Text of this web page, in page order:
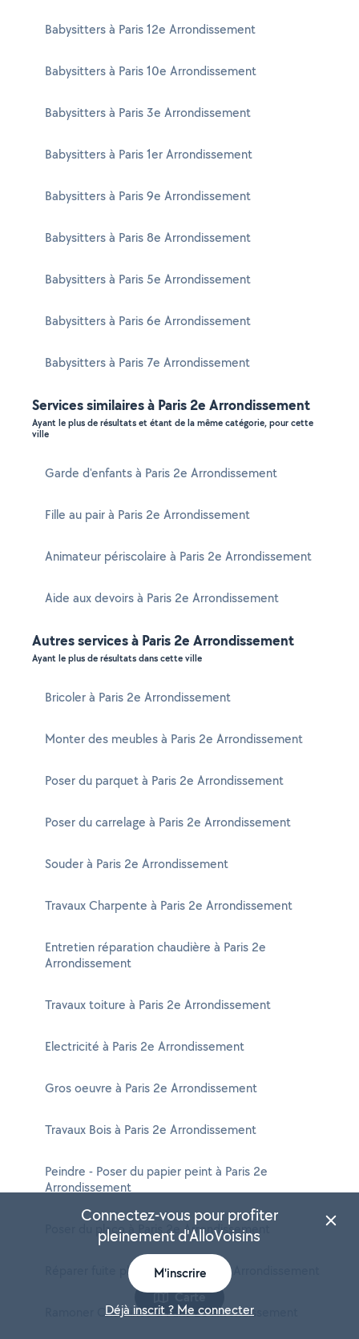
Babysitters à Paris 12e Arrondissement
Babysitters à Paris 10e Arrondissement
Babysitters à Paris 3e Arrondissement
Babysitters à Paris 1er Arrondissement
Babysitters à Paris 9e Arrondissement
Babysitters à Paris 8e Arrondissement
Babysitters à Paris 5e Arrondissement
Babysitters à Paris 6e Arrondissement
Babysitters à Paris 7e Arrondissement
Services similaires à Paris 2e Arrondissement
Ayant le plus de résultats et étant de la même catégorie, pour cette
ville
Garde d'enfants à Paris 2e Arrondissement
Fille au pair à Paris 2e Arrondissement
Animateur périscolaire à Paris 2e Arrondissement
Aide aux devoirs à Paris 2e Arrondissement
Autres services à Paris 2e Arrondissement
Ayant le plus de résultats dans cette ville
Bricoler à Paris 2e Arrondissement
Monter des meubles à Paris 2e Arrondissement
Poser du parquet à Paris 2e Arrondissement
Poser du carrelage à Paris 2e Arrondissement
Souder à Paris 2e Arrondissement
Travaux Charpente à Paris 2e Arrondissement
Entretien réparation chaudière à Paris 2e
Arrondissement
Travaux toiture à Paris 2e Arrondissement
Electricité à Paris 2e Arrondissement
Gros oeuvre à Paris 2e Arrondissement
Travaux Bois à Paris 2e Arrondissement
Peindre - Poser du papier peint à Paris 2e
Arrondissement
Poser du placo à Paris 2e Arrondissement
Réparer fuite plomberie à Paris 2e Arrondissement
Ramoner Cheminée à Paris 2e Arrondissement
Carte
Connectez-vous pour profiter
pleinement d'AlloVoisins
M'inscrire
Déjà inscrit ? Me connecter